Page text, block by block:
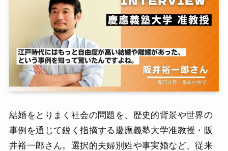
結婚をとりまく社会の問題を、歴史的背景や世界の
事例を通じて鋭く指摘する慶應義塾大学准教授・阪
井裕一郎さん。選択的夫婦別姓や事実婚など、従来